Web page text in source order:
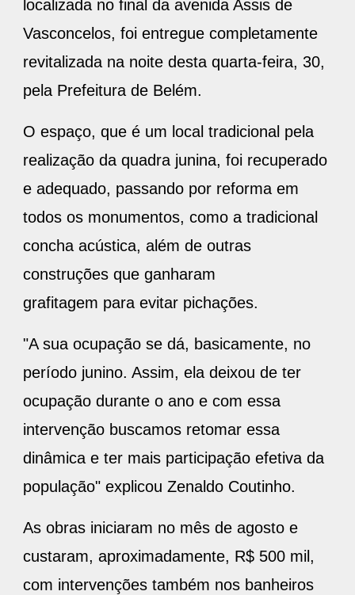
localizada no final da avenida Assis de
Vasconcelos, foi entregue completamente
revitalizada na noite desta quarta-feira, 30,
pela Prefeitura de Belém.
O espaço, que é um local tradicional pela
realização da quadra junina, foi recuperado
e adequado, passando por reforma em
todos os monumentos, como a tradicional
concha acústica, além de outras
construções que ganharam
grafitagem para evitar pichações.
"A sua ocupação se dá, basicamente, no
período junino. Assim, ela deixou de ter
ocupação durante o ano e com essa
intervenção buscamos retomar essa
dinâmica e ter mais participação efetiva da
população" explicou Zenaldo Coutinho.
As obras iniciaram no mês de agosto e
custaram, aproximadamente, R$ 500 mil,
com intervenções também nos banheiros